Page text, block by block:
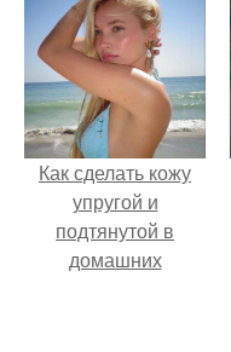
Как сделать кожу
упругой и
подтянутой в
домашних